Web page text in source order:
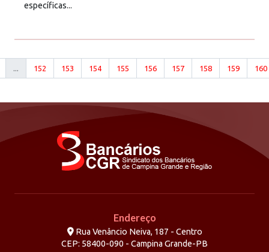
específicas...
... 152 153 154 155 156 157 158 159 160
Endereço
Rua Venâncio Neiva, 187 - Centro
CEP: 58400-090 - Campina Grande-PB